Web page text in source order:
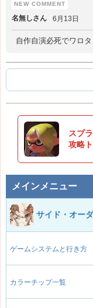
名無しさん 6月13日
自作自演必死でワロタ
スプ
攻略
メインメニュー
サイド・オー
ゲームシステムと行き方
カラーチップ一覧